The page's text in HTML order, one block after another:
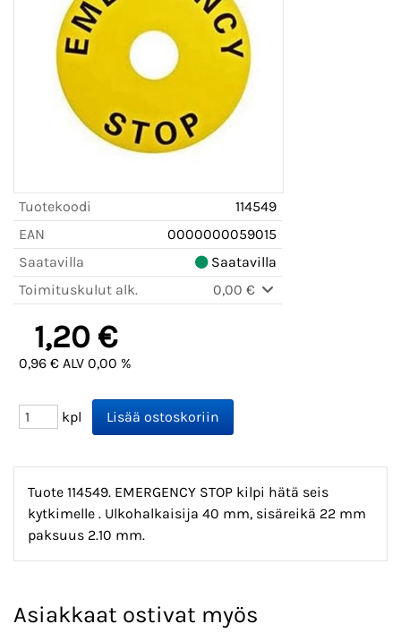
Tuotekoodi
114549
EAN
0000000059015
Saatavilla
Saatavilla
Toimituskulut alk.
0,00 €
1,20 €
0,96 € ALV 0,00 %
kpl
Tuote 114549. EMERGENCY STOP kilpi hätä seis
kytkimelle . Ulkohalkaisija 40 mm, sisäreikä 22 mm
paksuus 2.10 mm.
Asiakkaat ostivat myös